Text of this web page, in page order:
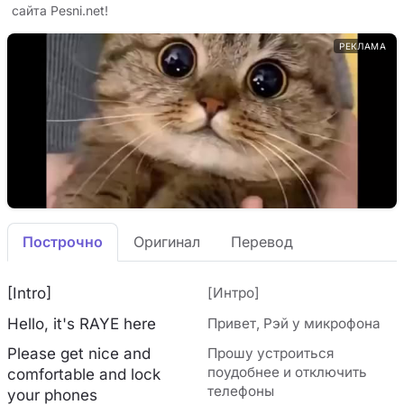
сайта Pesni.net!
РЕКЛАМА
Построчно Оригинал Перевод
[Intro] [Интро]
Hello, it's RAYE here Привет, Рэй у микрофона
Please get nice and
comfortable and lock
your phones
Прошу устроиться
поудобнее и отключить
телефоны